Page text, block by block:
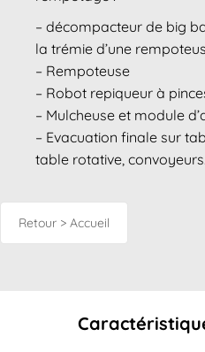
– décompacteur de big
la trémie d’une
– Rempoteuse
– Robot repiqueur à
– Mulcheuse et module
– Evacuation finale sur
table rotative,
Retour > Accueil